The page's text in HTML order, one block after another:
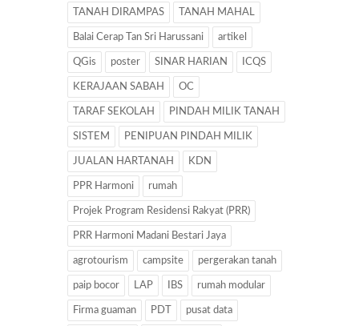
TANAH DIRAMPAS TANAH MAHAL
Balai Cerap Tan Sri Harussani artikel
QGis poster SINAR HARIAN ICQS
KERAJAAN SABAH OC
TARAF SEKOLAH PINDAH MILIK TANAH
SISTEM PENIPUAN PINDAH MILIK
JUALAN HARTANAH KDN
PPR Harmoni rumah
Projek Program Residensi Rakyat (PRR)
PRR Harmoni Madani Bestari Jaya
agrotourism campsite pergerakan tanah
paip bocor LAP IBS rumah modular
Firma guaman PDT pusat data